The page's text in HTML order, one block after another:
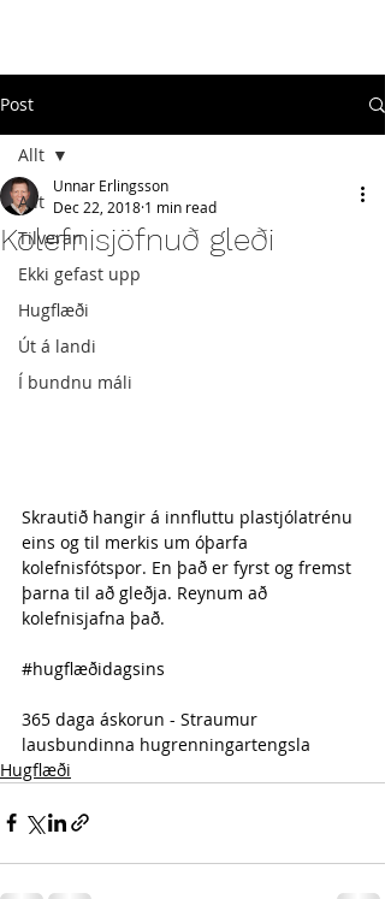
Post
Allt
Tilveran
Ekki gefast upp
Hugflæði
Út á landi
Í bundnu máli
Allt
Kolefnisjöfnuð gleði
Unnar Erlingsson
Dec 22, 2018 1 min read
Skrautið hangir á innfluttu plastjólatrénu
eins og til merkis um óþarfa
kolefnisfótspor. En það er fyrst og fremst
þarna til að gleðja. Reynum að
kolefnisjafna það.
#hugflæðidagsins
365 daga áskorun - Straumur
lausbundinna hugrenningartengsla
Hugflæði